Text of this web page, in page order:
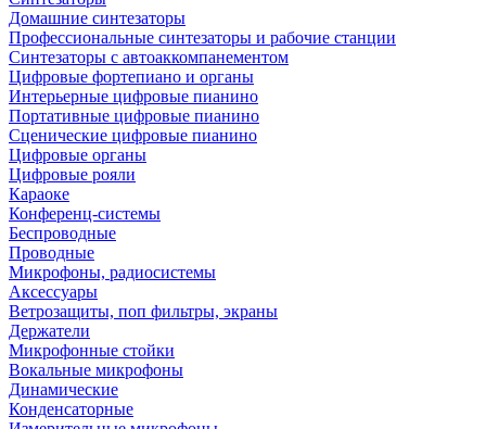
Домашние синтезаторы
Профессиональные синтезаторы и рабочие станции
Синтезаторы с автоаккомпанементом
Цифровые фортепиано и органы
Интерьерные цифровые пианино
Портативные цифровые пианино
Сценические цифровые пианино
Цифровые органы
Цифровые рояли
Караоке
Конференц-системы
Беспроводные
Проводные
Микрофоны, радиосистемы
Аксессуары
Ветрозащиты, поп фильтры, экраны
Держатели
Микрофонные стойки
Вокальные микрофоны
Динамические
Конденсаторные